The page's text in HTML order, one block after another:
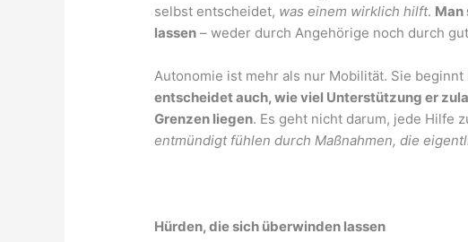
selbst entscheidet, was einem wirklich hilft. Man
lassen – weder durch Angehörige noch durch
Autonomie ist mehr als nur Mobilität. Sie
entscheidet auch, wie viel Unterstützung er
Grenzen liegen. Es geht nicht darum, jede Hilfe
entmündigt fühlen durch Maßnahmen, die
Hürden, die sich überwinden lassen